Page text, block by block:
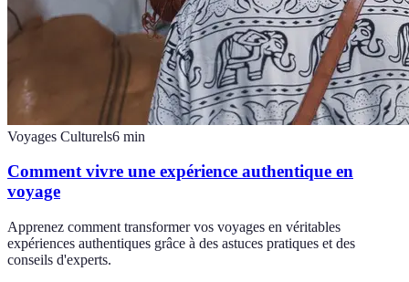
Voyages Culturels6 min
Comment vivre une expérience authentique en
voyage
Apprenez comment transformer vos voyages en véritables
expériences authentiques grâce à des astuces pratiques et des
conseils d'experts.